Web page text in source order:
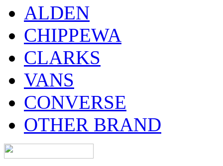
ALDEN
CHIPPEWA
CLARKS
VANS
CONVERSE
OTHER BRAND